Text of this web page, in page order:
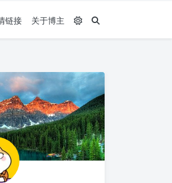
链接 关于博主